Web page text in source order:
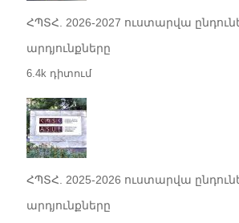
ՀՊՏՀ. 2026-2027 ուստարվա
արդյունքները
6.4k դիտում
ՀՊՏՀ. 2025-2026 ուստարվա
արդյունքները